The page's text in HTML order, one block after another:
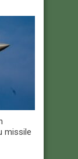
missile